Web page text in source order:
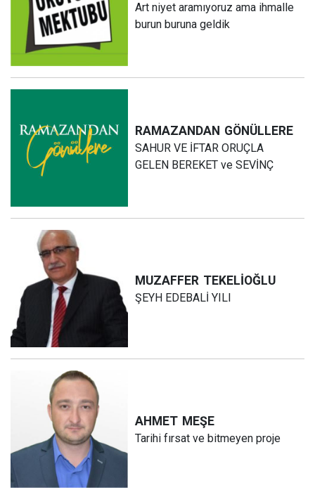
Art niyet aramıyoruz ama ihmalle
burun buruna geldik
RAMAZANDAN GÖNÜLLERE
SAHUR VE İFTAR ORUÇLA
GELEN BEREKET ve SEVİNÇ
MUZAFFER TEKELİOĞLU
ŞEYH EDEBALİ YILI
AHMET MEŞE
Tarihi fırsat ve bitmeyen proje